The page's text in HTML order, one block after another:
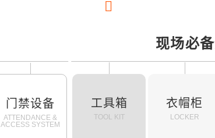
门禁设备
ATTENDANCE &
ACCESS SYSTEM
现场必
工具箱
TOOL KIT
衣帽柜
LOCKER